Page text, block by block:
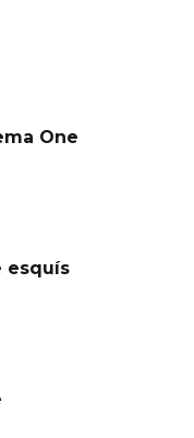
One
esquís